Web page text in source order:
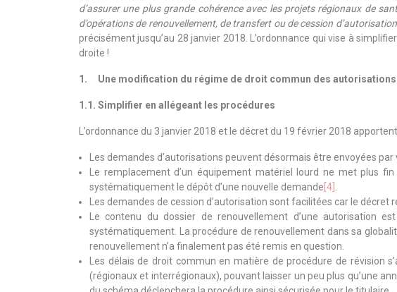
d’assurer une plus grande cohérence avec les projets régionaux de
d’opérations de renouvellement, de transfert ou de cession d’autorisation
précisément jusqu’au 28 janvier 2018. L’ordonnance qui vise à
droite !
1. Une modification du régime de droit commun des
1.1. Simplifier en allégeant les procédures
L’ordonnance du 3 janvier 2018 et le décret du 19 février 2018
Les demandes d’autorisations peuvent désormais être envoyées
Le remplacement d’un équipement matériel lourd ne met plus
systématiquement le dépôt d’une nouvelle demande[4]
Les demandes de cession d’autorisation sont facilitées car le décret
Le contenu du dossier de renouvellement d’une autorisation
systématiquement. La procédure de renouvellement dans sa
renouvellement n’a finalement pas été remis en question.
Les délais de droit commun en matière de procédure de révision
(régionaux et interrégionaux), pouvant laisser un peu plus qu’une